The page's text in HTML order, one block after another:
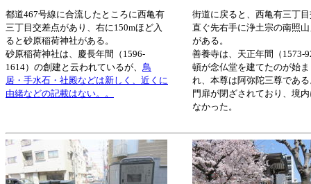
都道467号線に合流したところに西亀有
三丁目交差点があり、右に150mほど入
ると砂原稲荷神社がある。
砂原稲荷神社は、慶長年間（1596-
1614）の創建と云われているが、 鳥
居・手水石・社殿などは新しく、近くに
由緒などの記載はない。。
街道に戻ると、西亀有三丁
直ぐ先右手に浄土宗の南照
がある。
善養寺は、天正年間（1573-
頓が念仏堂を建てたのが始
れ、本尊は阿弥陀三尊であ
門扉が閉ざされており、境
なかった。